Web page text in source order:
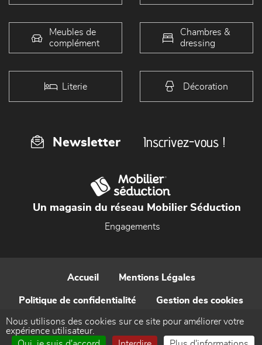
Meubles de
complément
Chambres &
dressing
Literie Décoration
Newsletter Inscrivez-vous !
Un magasin du réseau Mobilier Séduction
Engagements
Accueil Mentions Légales
Politique de confidentialité Gestion des cookies
Contact
Nous utilisons des cookies sur ce site pour améliorer votre
expérience utilisateur.